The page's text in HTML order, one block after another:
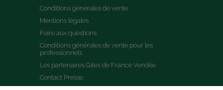
Conditions générales de vente
Mentions légales
Foire aux questions
Conditions générales de vente pour les
professionnels
Les partenaires Gites de France Vendée
Contact Presse